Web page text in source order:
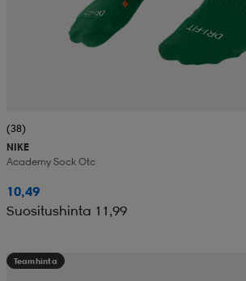
(38)
NIKE
Academy Sock Otc
10,49
Suositushinta 11,99
Teamhinta